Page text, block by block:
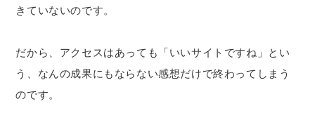
きていないのです。
だから、アクセスはあっても「いいサイトですね」とい
う、なんの成果にもならない感想だけで終わってしまう
のです。